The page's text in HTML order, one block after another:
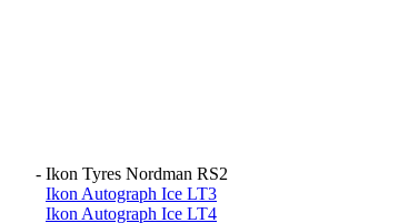
- Ikon Tyres Nordman RS2
Ikon Autograph Ice LT3
Ikon Autograph Ice LT4